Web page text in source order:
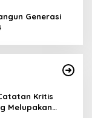
Generasi
Kritis
Melupakan